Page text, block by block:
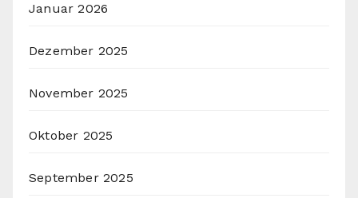
Januar 2026
Dezember 2025
November 2025
Oktober 2025
September 2025